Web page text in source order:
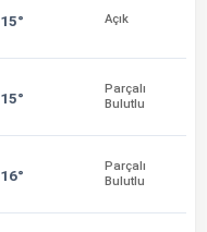
15° Açık
15°
Parçalı
Bulutlu
16°
Parçalı
Bulutlu